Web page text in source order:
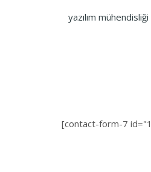
yazılım
[contact-form-7